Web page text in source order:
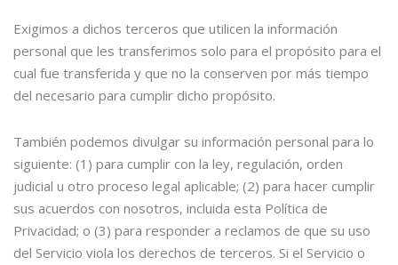
Exigimos a dichos terceros que utilicen la información
personal que les transferimos solo para el propósito para el
cual fue transferida y que no la conserven por más tiempo
del necesario para cumplir dicho propósito.
También podemos divulgar su información personal para lo
siguiente: (1) para cumplir con la ley, regulación, orden
judicial u otro proceso legal aplicable; (2) para hacer cumplir
sus acuerdos con nosotros, incluida esta Política de
Privacidad; o (3) para responder a reclamos de que su uso
del Servicio viola los derechos de terceros. Si el Servicio o